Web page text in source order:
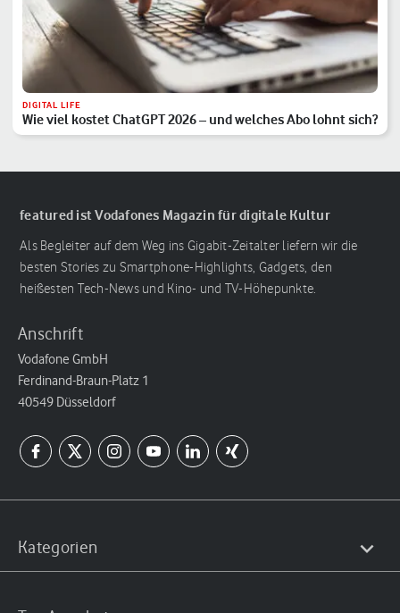
DIGITAL LIFE
Wie viel kostet ChatGPT 2026 – und welches Abo lohnt sich?
featured ist Vodafones Magazin für digitale Kultur
Als Begleiter auf dem Weg ins Gigabit-Zeitalter liefern wir die
besten Stories zu Smartphone-Highlights, Gadgets, den
heißesten Tech-News und Kino- und TV-Höhepunkte.
Anschrift
Vodafone GmbH
Ferdinand-Braun-Platz 1
40549 Düsseldorf
Kategorien